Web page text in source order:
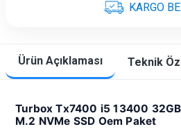
KARGO
Ürün Açıklaması Teknik
Turbox Tx7400 i5 13400 32GB
M.2 NVMe SSD Oem Paket